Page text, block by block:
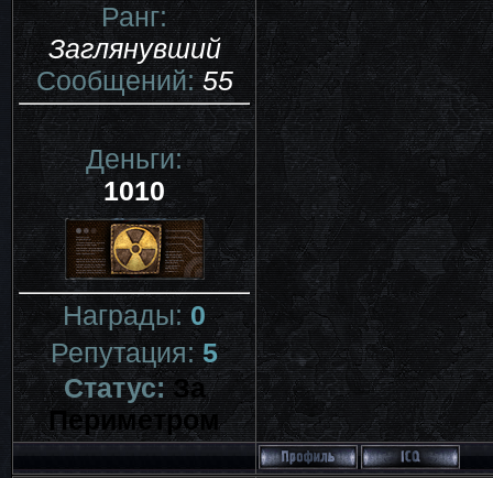
Ранг:
Заглянувший
Сообщений:55
Деньги:
1010
Награды:0
Репутация: 5
Статус:За
Периметром